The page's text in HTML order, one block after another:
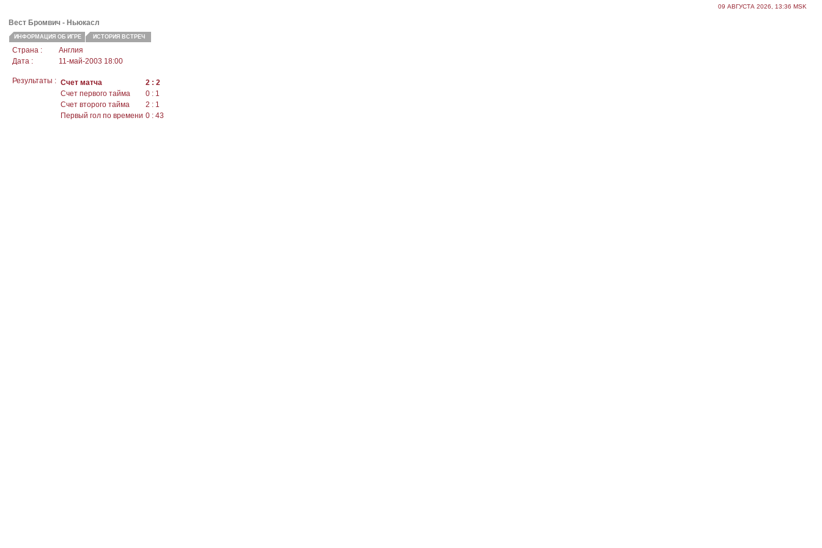
09 АВГУСТА 2026, 13:36 MSK
Вест Бромвич - Ньюкасл
ИНФОРМАЦИЯ ОБ ИГРЕ ИСТОРИЯ ВСТРЕЧ
Страна :
Англия
Дата :
11-май-2003 18:00
Результаты : Счет матча
2 : 2
Счет первого тайма
0 : 1
Счет второго тайма
2 : 1
Первый гол по времени 0 : 43